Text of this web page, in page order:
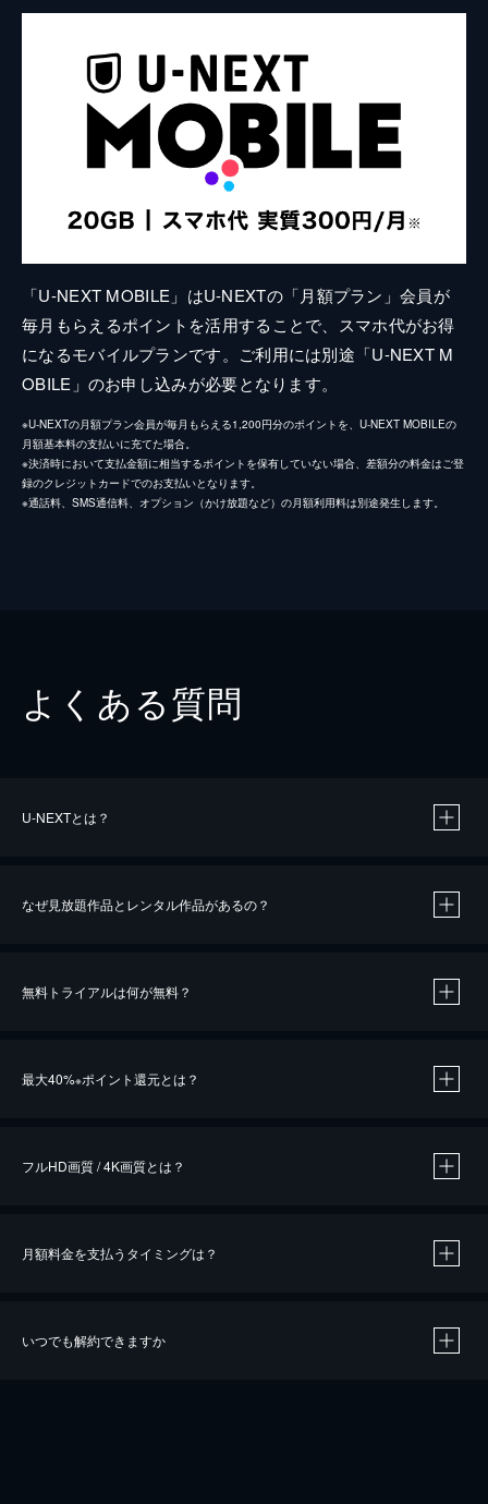
「U-NEXT MOBILE」はU-NEXTの「月額プラン」会員が
毎月もらえるポイントを活用することで、スマホ代がお得
になるモバイルプランです。ご利用には別途「U-NEXT M
OBILE」のお申し込みが必要となります。
※U-NEXTの月額プラン会員が毎月もらえる1,200円分のポイントを、U-NEXT MOBILEの
月額基本料の支払いに充てた場合。
※決済時において支払金額に相当するポイントを保有していない場合、差額分の料金はご登
録のクレジットカードでのお支払いとなります。
※通話料、SMS通信料、オプション（かけ放題など）の月額利用料は別途発生します。
よくある質問
U-NEXTとは？
なぜ見放題作品とレンタル作品があるの？
無料トライアルは何が無料？
最大40%※ポイント還元とは？
※40％ポイント還元の対象は、クレジットカード決済による作品の購入 / レンタルです。
フルHD画質 / 4K画質とは？
月額料金を支払うタイミングは？
いつでも解約できますか